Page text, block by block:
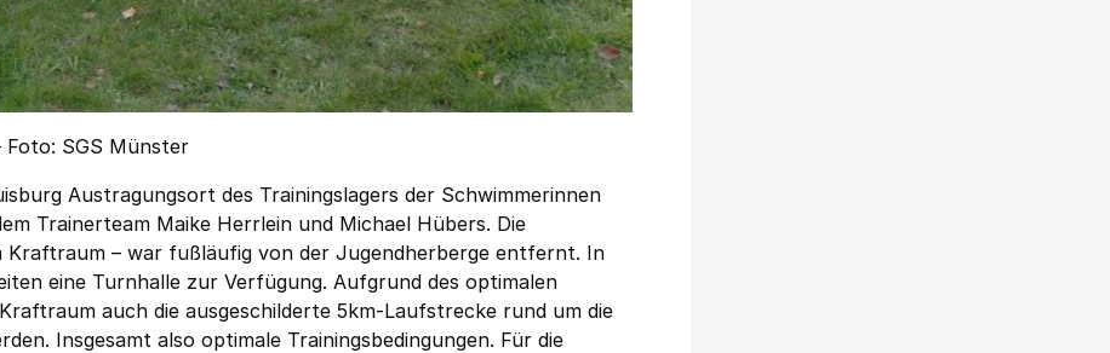
Foto: SGS Münster
Austragungsort des Trainingslagers der Schwimmerinnen
Trainerteam Maike Herrlein und Michael Hübers. Die
Kraftraum – war fußläufig von der Jugendherberge entfernt. In
eine Turnhalle zur Verfügung. Aufgrund des optimalen
auch die ausgeschilderte 5km-Laufstrecke rund um die
Insgesamt also optimale Trainingsbedingungen. Für die